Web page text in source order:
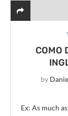
COMO
by
Ex: As much